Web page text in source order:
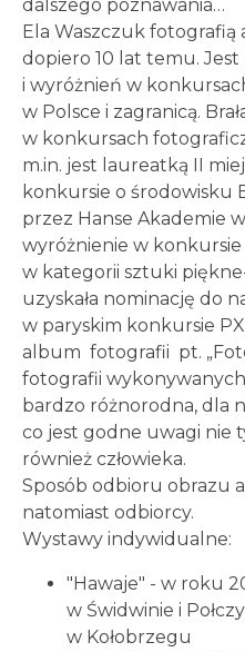
dalszego poznawania…
Ela Waszczuk fotografią
dopiero 10 lat temu.
i wyróżnień w
w Polsce i zagranicą.
w konkursach
m.in. jest laureatką II
konkursie o środowisku
przez Hanse Akademie
wyróżnienie w
w kategorii sztuki
uzyskała nominację do
w paryskim konkursie
album fotografii pt.
fotografii
bardzo różnorodna, dla
co jest godne uwagi nie
również człowieka.
Sposób odbioru obrazu
natomiast odbiorcy.
Wystawy indywidualne:
"Hawaje" - w roku
w Świdwinie i
w Kołobrzegu